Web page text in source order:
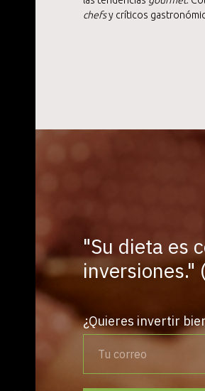
chefsy críticos
"Su dieta es
inversiones."
¿Quieres invertir